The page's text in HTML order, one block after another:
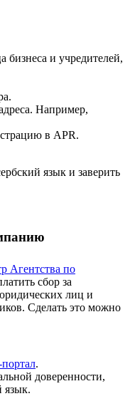
бизнеса и учредителей,
Например,
в APR.
язык и заверить
Агентства по
сбор за
лиц и
. Сделать это можно
.
доверенности,
язык.